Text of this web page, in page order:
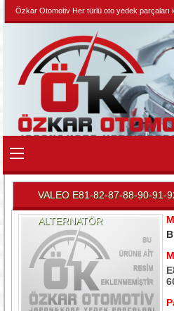
Özkar Otomotiv Her türlü oto yedek parçaları
VALEO E81-82-87-88-90-91-
ALTERNATÖR